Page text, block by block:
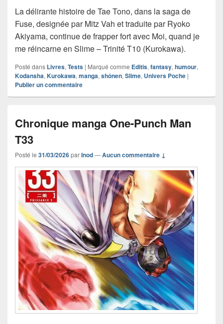
La délirante histoire de Tae Tono, dans la saga de
Fuse, designée par Mitz Vah et traduite par Ryoko
Akiyama, continue de frapper fort avec Moi, quand je
me réincarne en Slime – Trinité T10 (Kurokawa).
Posté dans Livres, Tests | Marqué comme Editis, fantasy, humour,
Kodansha, Kurokawa, manga, shônen, Slime, Univers Poche |
Publier un commentaire
Chronique manga One-Punch Man
T33
Posté le 31/03/2026parInod—Aucun commentaire ↓